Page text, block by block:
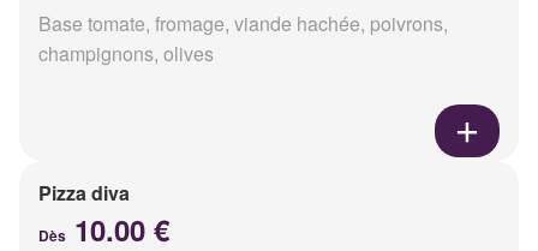
Base tomate, fromage, viande hachée, poivrons,
champignons, olives
Pizza diva
Dès 10.00 €